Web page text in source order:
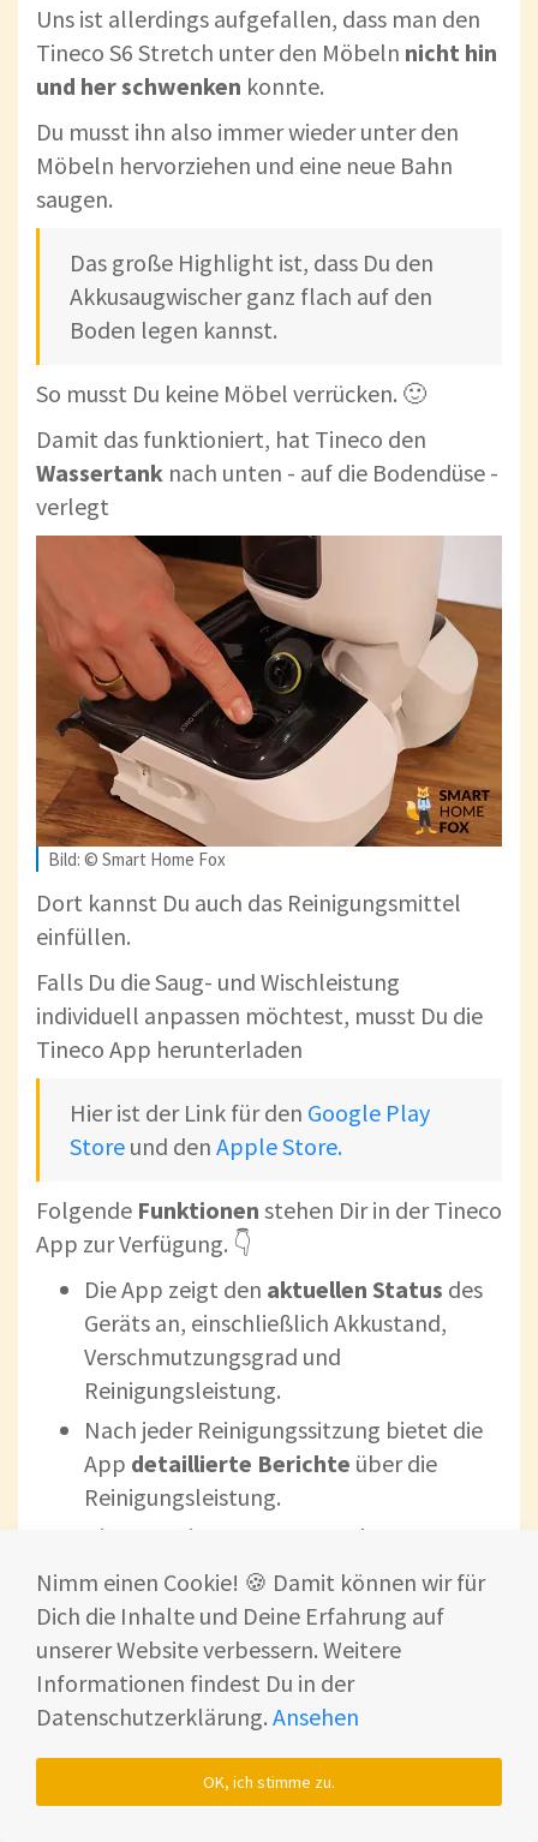
Uns ist allerdings aufgefallen, dass man den
Tineco S6 Stretch unter den Möbeln nicht hin
und her schwenken konnte.
Du musst ihn also immer wieder unter den
Möbeln hervorziehen und eine neue Bahn
saugen.
Das große Highlight ist, dass Du den
Akkusaugwischer ganz flach auf den
Boden legen kannst.
So musst Du keine Möbel verrücken. 🙂
Damit das funktioniert, hat Tineco den
Wassertank nach unten - auf die Bodendüse -
verlegt
Bild: © Smart Home Fox
Dort kannst Du auch das Reinigungsmittel
einfüllen.
Falls Du die Saug- und Wischleistung
individuell anpassen möchtest, musst Du die
Tineco App herunterladen
Hier ist der Link für den Google Play
Store und den Apple Store.
Folgende Funktionen stehen Dir in der Tineco
App zur Verfügung. 👇
Die App zeigt den aktuellen Status des
Geräts an, einschließlich Akkustand,
Verschmutzungsgrad und
Reinigungsleistung.
Nach jeder Reinigungssitzung bietet die
App detaillierte Berichte über die
Reinigungsleistung.
Die App erinnert Benutzer daran,
der Schmutzwassertank geleert
, der
Frischwassertank nachgefüllt oder die
Bürste gereinigt werden muss.
Viele Tineco-Geräte bieten eine
Sprachassistentenfunktion
während der Reinigung gibt.
Nimm einen Cookie! 🍪 Damit können wir für
Dich die Inhalte und Deine Erfahrung auf
unserer Website verbessern. Weitere
Informationen findest Du in der
Datenschutzerklärung. Ansehen
OK, ich stimme zu.